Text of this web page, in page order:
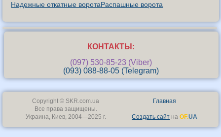
Надежные откатные воротаРаспашные ворота
КОНТАКТЫ:
(097) 530-85-23 (Viber)
(093) 088-88-05 (Telegram)
Copyright © SKR.com.ua
Все права защищены.
Украина, Киев, 2004—2025 г.
Главная
Создать сайт наOF.UA